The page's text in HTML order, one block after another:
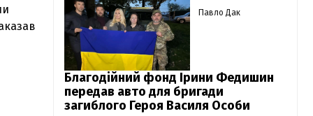
Павло Дак
Благодійний фонд Ірини Федишин
передав авто для бригади
загиблого Героя Василя Особи